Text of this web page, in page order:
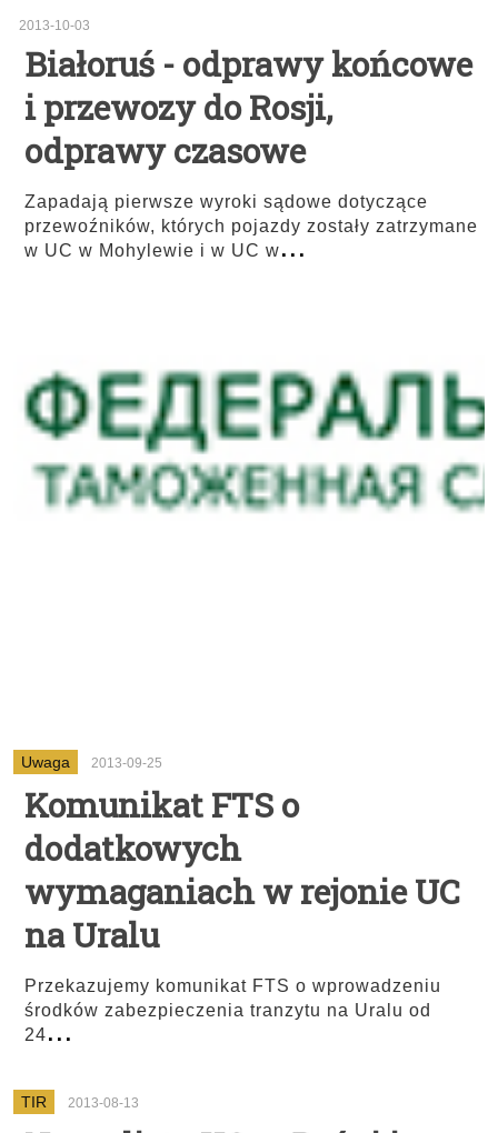
2013-10-03
Białoruś - odprawy końcowe
i przewozy do Rosji,
odprawy czasowe
Zapadają pierwsze wyroki sądowe dotyczące
przewoźników, których pojazdy zostały zatrzymane
w UC w Mohylewie i w UC w...
Uwaga 2013-09-25
Komunikat FTS o
dodatkowych
wymaganiach w rejonie UC
na Uralu
Przekazujemy komunikat FTS o wprowadzeniu
środków zabezpieczenia tranzytu na Uralu od
24...
TIR 2013-08-13